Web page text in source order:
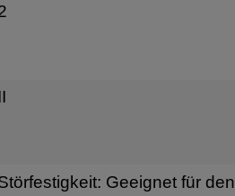
Geeignet für den